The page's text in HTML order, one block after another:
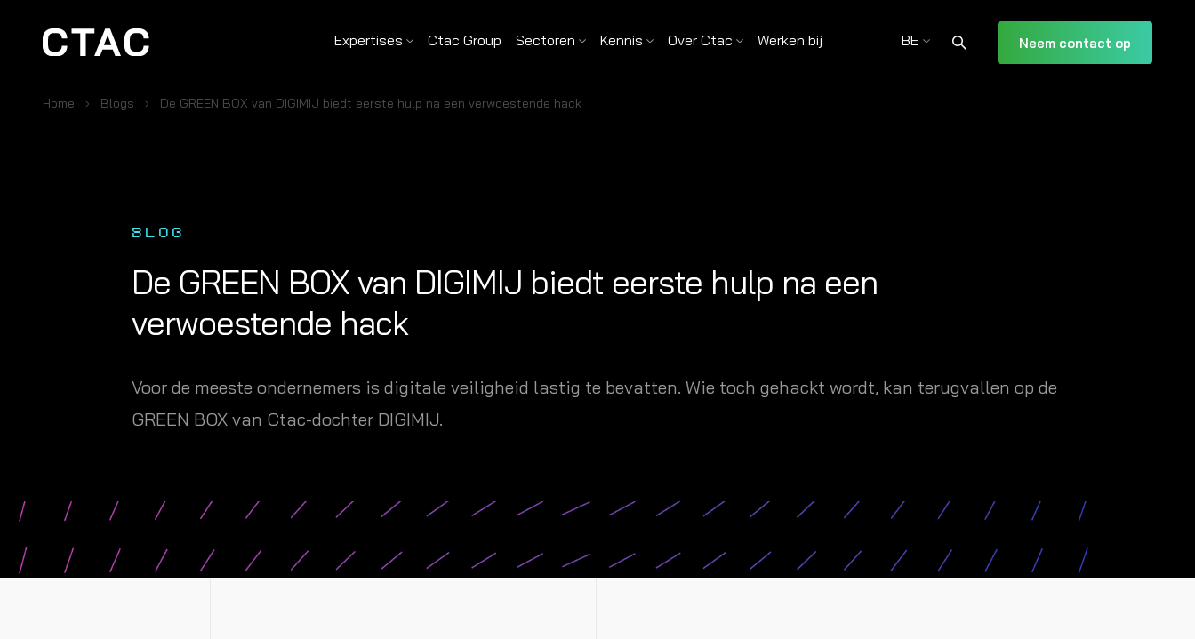
Expertises Ctac Group Sectoren Kennis Over Ctac Werken bij BE Neem contact op
Home Blogs De GREEN BOX van DIGIMIJ biedt eerste hulp na een verwoestende hack
BLOG
De GREEN BOX van DIGIMIJ biedt eerste hulp na een
verwoestende hack
Voor de meeste ondernemers is digitale veiligheid lastig te bevatten. Wie toch gehackt wordt, kan terugvallen op de
GREEN BOX van Ctac-dochter DIGIMIJ.